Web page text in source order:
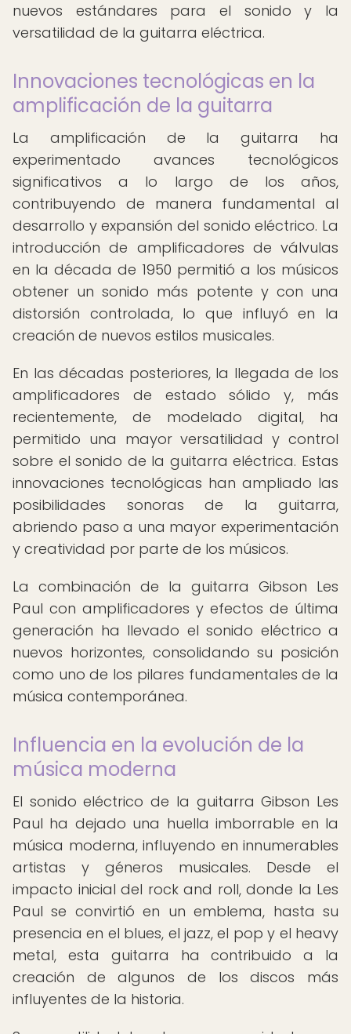
nuevos estándares para el sonido y la
versatilidad de la guitarra eléctrica.
Innovaciones tecnológicas en la
amplificación de la guitarra
La amplificación de la guitarra ha
experimentado avances tecnológicos
significativos a lo largo de los años,
contribuyendo de manera fundamental al
desarrollo y expansión del sonido eléctrico. La
introducción de amplificadores de válvulas
en la década de 1950 permitió a los músicos
obtener un sonido más potente y con una
distorsión controlada, lo que influyó en la
creación de nuevos estilos musicales.
En las décadas posteriores, la llegada de los
amplificadores de estado sólido y, más
recientemente, de modelado digital, ha
permitido una mayor versatilidad y control
sobre el sonido de la guitarra eléctrica. Estas
innovaciones tecnológicas han ampliado las
posibilidades sonoras de la guitarra,
abriendo paso a una mayor experimentación
y creatividad por parte de los músicos.
La combinación de la guitarra Gibson Les
Paul con amplificadores y efectos de última
generación ha llevado el sonido eléctrico a
nuevos horizontes, consolidando su posición
como uno de los pilares fundamentales de la
música contemporánea.
Influencia en la evolución de la
música moderna
El sonido eléctrico de la guitarra Gibson Les
Paul ha dejado una huella imborrable en la
música moderna, influyendo en innumerables
artistas y géneros musicales. Desde el
impacto inicial del rock and roll, donde la Les
Paul se convirtió en un emblema, hasta su
presencia en el blues, el jazz, el pop y el heavy
metal, esta guitarra ha contribuido a la
creación de algunos de los discos más
influyentes de la historia.